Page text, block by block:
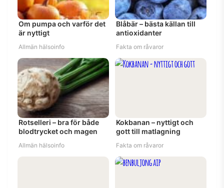
Om pumpa och varför det
är nyttigt
Allmän hälsoinfo
Blåbär – bästa källan till
antioxidanter
Fakta om råvaror
Rotselleri – bra för både
blodtrycket och magen
Allmän hälsoinfo
Kokbanan – nyttigt och
gott till matlagning
Fakta om råvaror